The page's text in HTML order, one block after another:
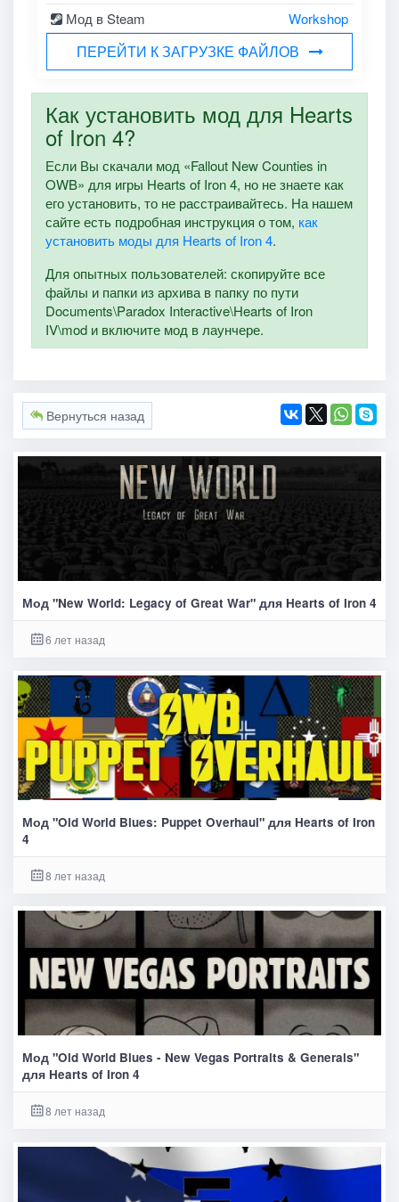
Мод в Steam
Workshop
ПЕРЕЙТИ К ЗАГРУЗКЕ ФАЙЛОВ
Как установить мод для Hearts
of Iron 4?
Если Вы скачали мод «Fallout New Counties in
OWB» для игры Hearts of Iron 4, но не знаете как
его установить, то не расстраивайтесь. На нашем
сайте есть подробная инструкция о том, как
установить моды для Hearts of Iron 4.
Для опытных пользователей: скопируйте все
файлы и папки из архива в папку по пути
Documents\Paradox Interactive\Hearts of Iron
IV\mod и включите мод в лаунчере.
Вернуться назад
Мод "New World: Legacy of Great War" для Hearts of Iron 4
6 лет назад
Мод "Old World Blues: Puppet Overhaul" для Hearts of Iron
4
8 лет назад
Мод "Old World Blues - New Vegas Portraits & Generals"
для Hearts of Iron 4
8 лет назад